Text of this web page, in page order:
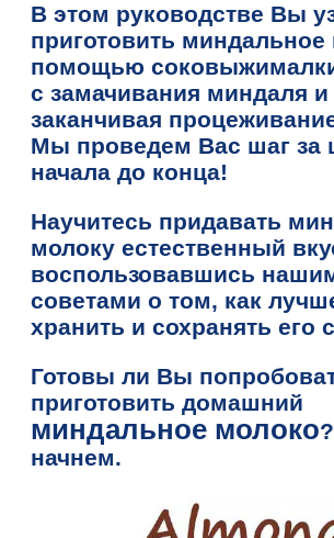
В этом руководстве Вы
приготовить миндальное
помощью
с замачивания миндаля и
заканчивая
Мы проведем Вас шаг за
начала до конца!
Научитесь придавать
молоку естественный
воспользовавшись
советами о том, как
хранить и сохранять его
Готовы ли Вы
приготовить домашний
миндальное молоко
начнем.